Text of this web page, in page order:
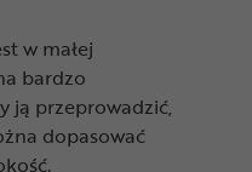
w małej
bardzo
ją przeprowadzić,
dopasować